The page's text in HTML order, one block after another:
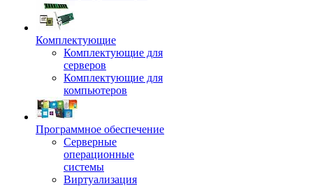
Комплектующие
Комплектующие для
серверов
Комплектующие для
компьютеров
Программное обеспечение
Серверные
операционные
системы
Виртуализация